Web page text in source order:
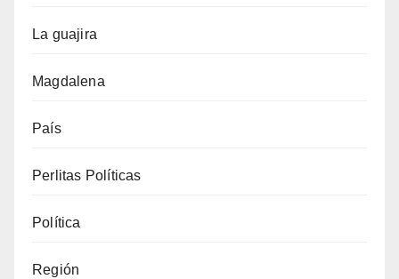
La guajira
Magdalena
País
Perlitas Políticas
Política
Región